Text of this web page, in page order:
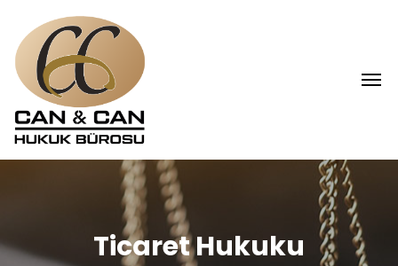
Ticaret Hukuku